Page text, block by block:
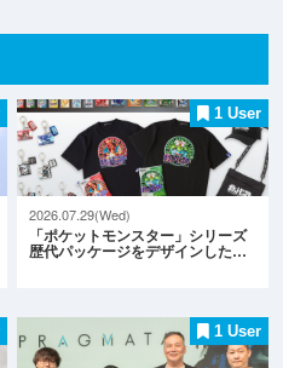
1 User
2026.07.29(Wed)
「ポケットモンスター」シリーズ
歴代パッケージをデザインした…
1 User